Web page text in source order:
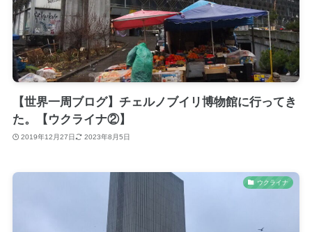
【世界一周ブログ】チェルノブイリ博物館に行ってき
た。【ウクライナ②】
2019年12月27日 2023年8月5日
ウクライナ